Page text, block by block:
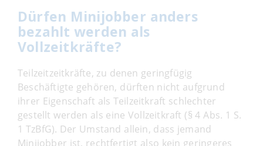
Dürfen Minijobber anders
bezahlt werden als
Vollzeitkräfte?
Teilzeitzeitkräfte, zu denen geringfügig
Beschäftigte gehören, dürften nicht aufgrund
ihrer Eigenschaft als Teilzeitkraft schlechter
gestellt werden als eine Vollzeitkraft (§ 4 Abs. 1 S.
1 TzBfG). Der Umstand allein, dass jemand
Minijobber ist, rechtfertigt also kein geringeres